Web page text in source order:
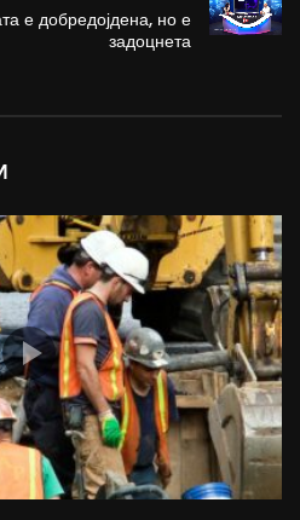
е добредојдена, но е
задоцнета